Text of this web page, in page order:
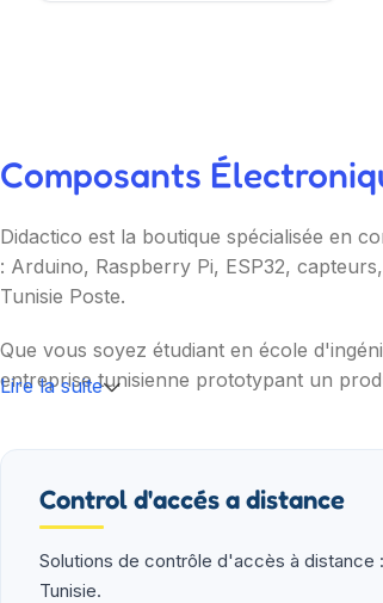
Composants
Didactico est la boutique spécialisée en
: Arduino, Raspberry Pi, ESP32,
Tunisie Poste.
Que vous soyez étudiant en école
entreprise tunisienne prototypant un
Lire la suite
Control d'accés a distance
Solutions de contrôle d'accès à distance
Tunisie.